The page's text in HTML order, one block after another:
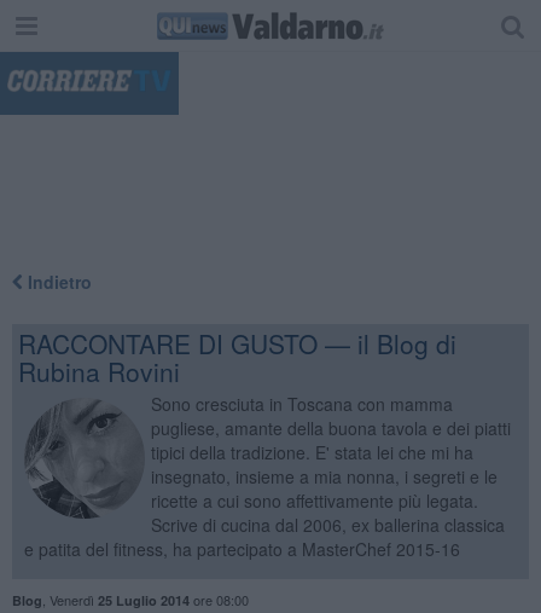
Indietro
RACCONTARE DI GUSTO — il Blog di
Rubina Rovini
Sono cresciuta in Toscana con mamma
pugliese, amante della buona tavola e dei piatti
tipici della tradizione. E' stata lei che mi ha
insegnato, insieme a mia nonna, i segreti e le
ricette a cui sono affettivamente più legata.
Scrive di cucina dal 2006, ex ballerina classica
e patita del fitness, ha partecipato a MasterChef 2015-16
Blog Venerdì 25 Luglio 2014ore 08:00